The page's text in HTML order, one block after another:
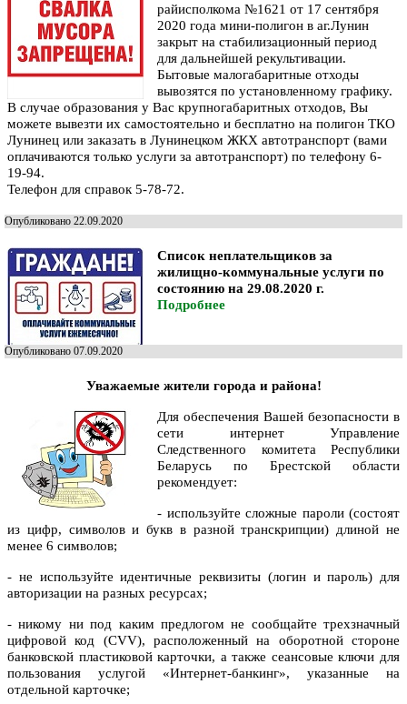
райисполкома №1621 от 17 сентября
2020 года мини-полигон в аг.Лунин
закрыт на стабилизационный период
для дальнейшей рекультивации.
Бытовые малогабаритные отходы
вывозятся по установленному графику.
В случае образования у Вас крупногабаритных отходов, Вы
можете вывезти их самостоятельно и бесплатно на полигон ТКО
Лунинец или заказать в Лунинецком ЖКХ автотранспорт (вами
оплачиваются только услуги за автотранспорт) по телефону 6-
19-94.
Телефон для справок 5-78-72.
Опубликовано 22.09.2020
Список неплательщиков за
жилищно-коммунальные услуги по
состоянию на 29.08.2020 г.
Подробнее
Опубликовано 07.09.2020
Уважаемые жители города и района!
Для обеспечения Вашей безопасности в
сети интернет Управление
Следственного комитета Республики
Беларусь по Брестской области
рекомендует:
- используйте сложные пароли (состоят
из цифр, символов и букв в разной транскрипции) длиной не
менее 6 символов;
- не используйте идентичные реквизиты (логин и пароль) для
авторизации на разных ресурсах;
- никому ни под каким предлогом не сообщайте трехзначный
цифровой код (CVV), расположенный на оборотной стороне
банковской пластиковой карточки, а также сеансовые ключи для
пользования услугой «Интернет-банкинг», указанные на
отдельной карточке;